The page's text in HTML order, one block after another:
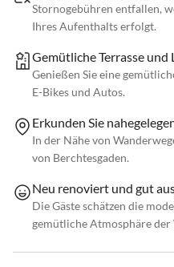
Stornogebühren entfallen,
Ihres Aufenthalts erfolgt.
Gemütliche Terrasse und
Genießen Sie eine
E-Bikes und Autos.
Erkunden Sie
In der Nähe von
von Berchtesgaden.
Neu renoviert und gut
Die Gäste schätzen die
gemütliche Atmosphäre der